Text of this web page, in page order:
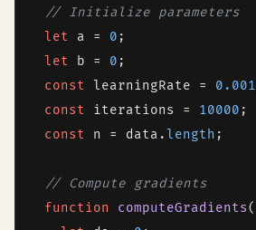
// Initialize parameters
let a = 0 ;
let b = 0 ;
const learningRate = 0.001
const iterations = 10000 ;
const n = data.length ;
// Compute gradients
function
computeGradients(